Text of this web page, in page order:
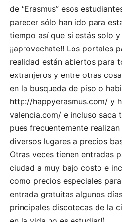
de “Erasmus” esos
parecer sólo han ido para
tiempo así que si estás solo
¡¡aprovechate!! Los portales
realidad están abiertos para
extranjeros y entre otras
en la busqueda de piso o
http://happyerasmus.com/ y
valencia.com/ e incluso saca
pues frecuentemente
diversos lugares a precios
Otras veces tienen entradas
ciudad a muy bajo costo e
como precios especiales para
entrada gratuitas algunos
principales discotecas de la